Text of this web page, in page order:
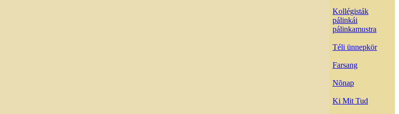
Kollégisták
pálinkái
pálinkamustra
Téli ünnepkör
Farsang
Nõnap
Ki Mit Tud